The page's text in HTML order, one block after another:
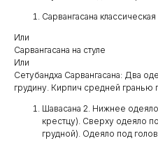
Сарвангасана классическая
Или
Сарвангасана на стуле
Или
Сетубандха Сарвангасана: Два
грудину. Кирпич средней
Шавасана 2. Нижнее
крестцу). Сверху одеяло
грудной). Одеяло под